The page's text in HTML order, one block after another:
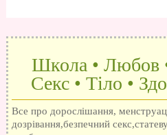
Школа • Любов
Секс • Тіло •
Все про дорослішання,
дозрівання,безпечний секс,статеву